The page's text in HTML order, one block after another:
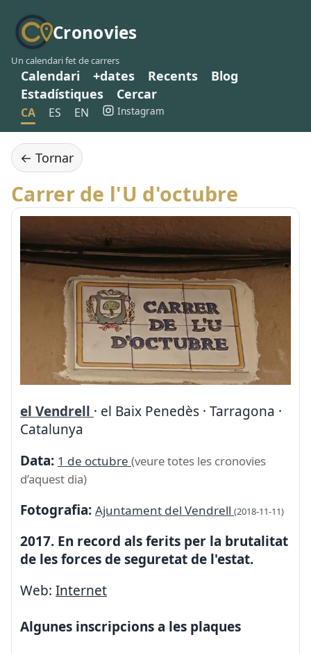
Cronovies
Un calendari fet de carrers
Calendari +dates Recents
Blog
Estadístiques
Cercar
CA ES EN Instagram
← Tornar
Carrer de l'U d'octubre
el Vendrell · el Baix Penedès · Tarragona ·
Catalunya
Data: 1 de octubre (veure totes les cronovies
d’aquest dia)
Fotografia: Ajuntament del Vendrell (2018-11-11)
2017. En record als ferits per la brutalitat
de les forces de seguretat de l'estat.
Web: Internet
Algunes inscripcions a les plaques